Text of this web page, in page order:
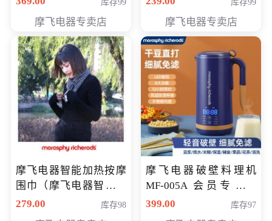
库存99
摩飞电器专卖店
库存99
摩飞电器专卖店
摩飞电器智能加热按摩
围巾（摩飞电器智能加
热按摩围脖） 会员专享
279.00 库存98
摩飞电器破壁料理机
MF-005A 会员专享价
198元
399.00 库存97